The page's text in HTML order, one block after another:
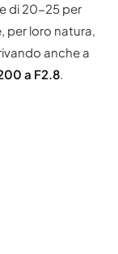
di 20-25 per
per loro natura,
anche a
a F2.8.